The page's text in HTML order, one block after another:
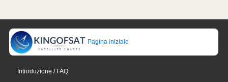
Pagina iniziale
Introduzione / FAQ